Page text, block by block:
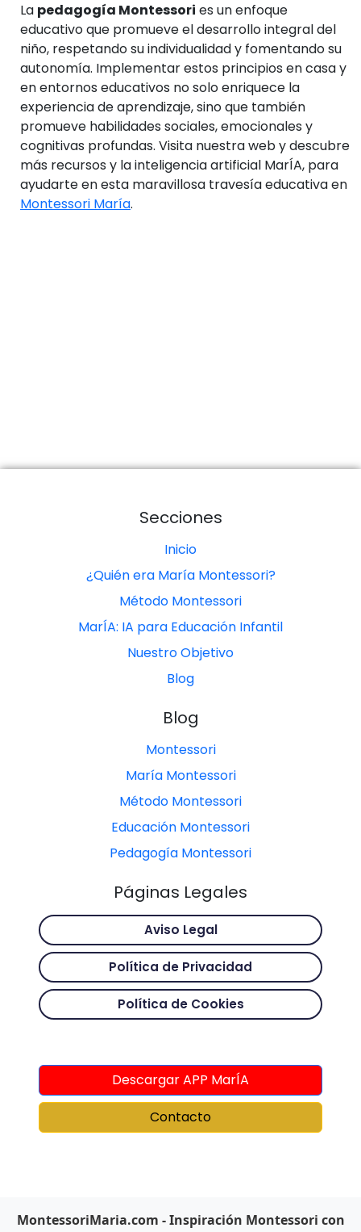
La pedagogía Montessori es un enfoque
educativo que promueve el desarrollo integral del
niño, respetando su individualidad y fomentando su
autonomía. Implementar estos principios en casa y
en entornos educativos no solo enriquece la
experiencia de aprendizaje, sino que también
promueve habilidades sociales, emocionales y
cognitivas profundas. Visita nuestra web y descubre
más recursos y la inteligencia artificial MarÍA, para
ayudarte en esta maravillosa travesía educativa en
Montessori María.
Secciones
Inicio
¿Quién era María Montessori?
Método Montessori
MarÍA: IA para Educación Infantil
Nuestro Objetivo
Blog
Blog
Montessori
María Montessori
Método Montessori
Educación Montessori
Pedagogía Montessori
Páginas Legales
Aviso Legal
Política de Privacidad
Política de Cookies
Descargar APP MarÍA
Contacto
MontessoriMaria.com - Inspiración Montessori con